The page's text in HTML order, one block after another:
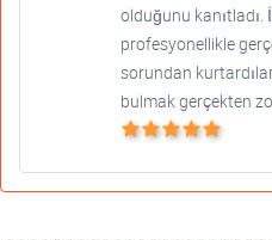
olduğunu kanıtladı.
profesyonellikle
sorundan
bulmak gerçekten